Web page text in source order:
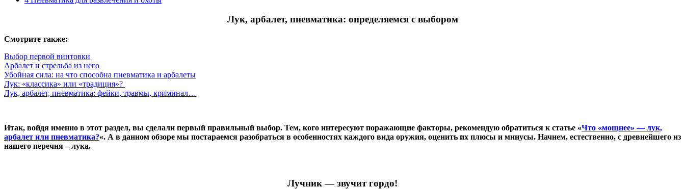
Лук, арбалет, пневматика: определяемся с выбором
Смотрите также:
Выбор первой винтовки
Арбалет и стрельба из него
Убойная сила: на что способна пневматика и арбалеты
Лук: «классика» или «традиция»?
Лук, арбалет, пневматика: фейки, травмы, криминал…
Итак, войдя именно в этот раздел, вы сделали первый правильный выбор. Тем, кого интересуют поражающие факторы, рекомендую обратиться к статье «Что «мощнее» — лук,
арбалет или пневматика?«. А в данном обзоре мы постараемся разобраться в особенностях каждого вида оружия, оценить их плюсы и минусы. Начнем, естественно, с древнейшего из
нашего перечня – лука.
Лучник — звучит гордо!